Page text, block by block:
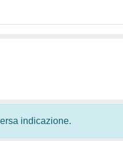
indicazione.